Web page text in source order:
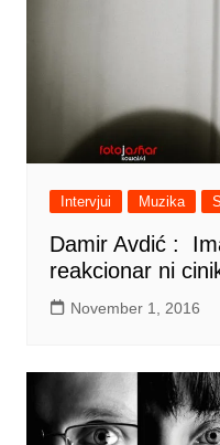
Intervjui Muzika
Damir Avdić :
reakcionar ni
November 1, 2016